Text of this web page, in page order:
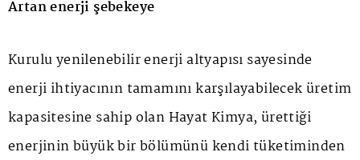
Artan enerji şebekeye
Kurulu yenilenebilir enerji altyapısı sayesinde
enerji ihtiyacının tamamını karşılayabilecek üretim
kapasitesine sahip olan Hayat Kimya, ürettiği
enerjinin büyük bir bölümünü kendi tüketiminden